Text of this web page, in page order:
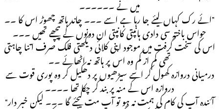
میں نے ۔۔۔۔۔۔
ائے رک کہاں لیئے جا رہا ہے اسے ۔۔۔ چاند ہاتھ چھوڑ اس کا ۔۔”
حواس باختہ سی دادی ہانپتی کانپتی ان دونوں کے پیچھے تھیں ۔۔۔
اس کی سخت گرفت میں موجود اپنی کلائی دیکھتی فلک صرف اتنا چاہتی
تھی کم از کم وہ اس پر ہاتھ نہ اٹھائے ۔۔
درمیانی دروازہ کھول کر اسے سیڑھیوں پر دھکیل کر وہ پوری قوت سے
دروازہ اس کے منہ پر بند کر چکا تھا ۔۔۔۔
“آئندہ آپ کی کام کی ہمت نہ ہو تو آپ مت کیجئے گا ۔۔۔ لیکن خبر دار